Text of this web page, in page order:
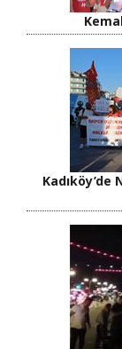
Kadıköy’de